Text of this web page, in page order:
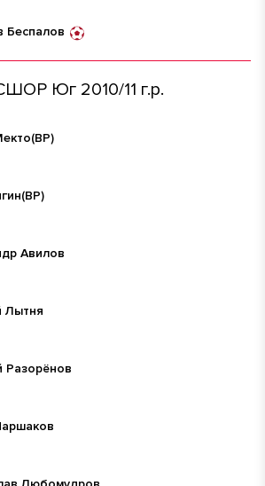
Беспалов
Юг 2010/11 г.р.
(ВР)
(ВР)
Авилов
Лытня
Разорёнов